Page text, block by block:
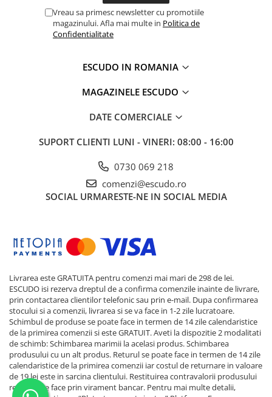
Vreau sa primesc newsletter cu promotiile
magazinului. Afla mai multe in Politica de
Confidentialitate
ESCUDO IN ROMANIA
MAGAZINELE ESCUDO
DATE COMERCIALE
SUPORT CLIENTI LUNI - VINERI: 08:00 - 16:00
0730 069 218
comenzi@escudo.ro
SOCIAL URMARESTE-NE IN SOCIAL MEDIA
Livrarea este GRATUITA pentru comenzi mai mari de 298 de lei.
ESCUDO isi rezerva dreptul de a confirma comenzile inainte de livrare,
prin contactarea clientilor telefonic sau prin e-mail. Dupa confirmarea
stocului si a comenzii, livrarea si se va face in 1-2 zile lucratoare.
Schimbul de produse se poate face in termen de 14 zile calendaristice
de la primirea comenzii si este GRATUIT. Aveti la dispozitie 2 modalitati
de schimb: Schimbarea marimii la acelasi produs. Schimbarea
produsului cu un alt produs. Returul se poate face in termen de 14 zile
calendaristice de la primirea comenzii iar costul de returnare in valoare
de 19 lei este in sarcina clientului. Restituirea contravalorii produsului
returnat se face prin virament bancar. Pentru mai multe detalii,